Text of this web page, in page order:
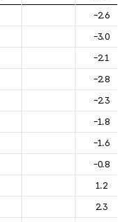
람, 기압등을 안내한 표입
-2.6
-3.0
-2.1
-2.8
-2.3
-1.8
-1.6
-0.8
1.2
2.3